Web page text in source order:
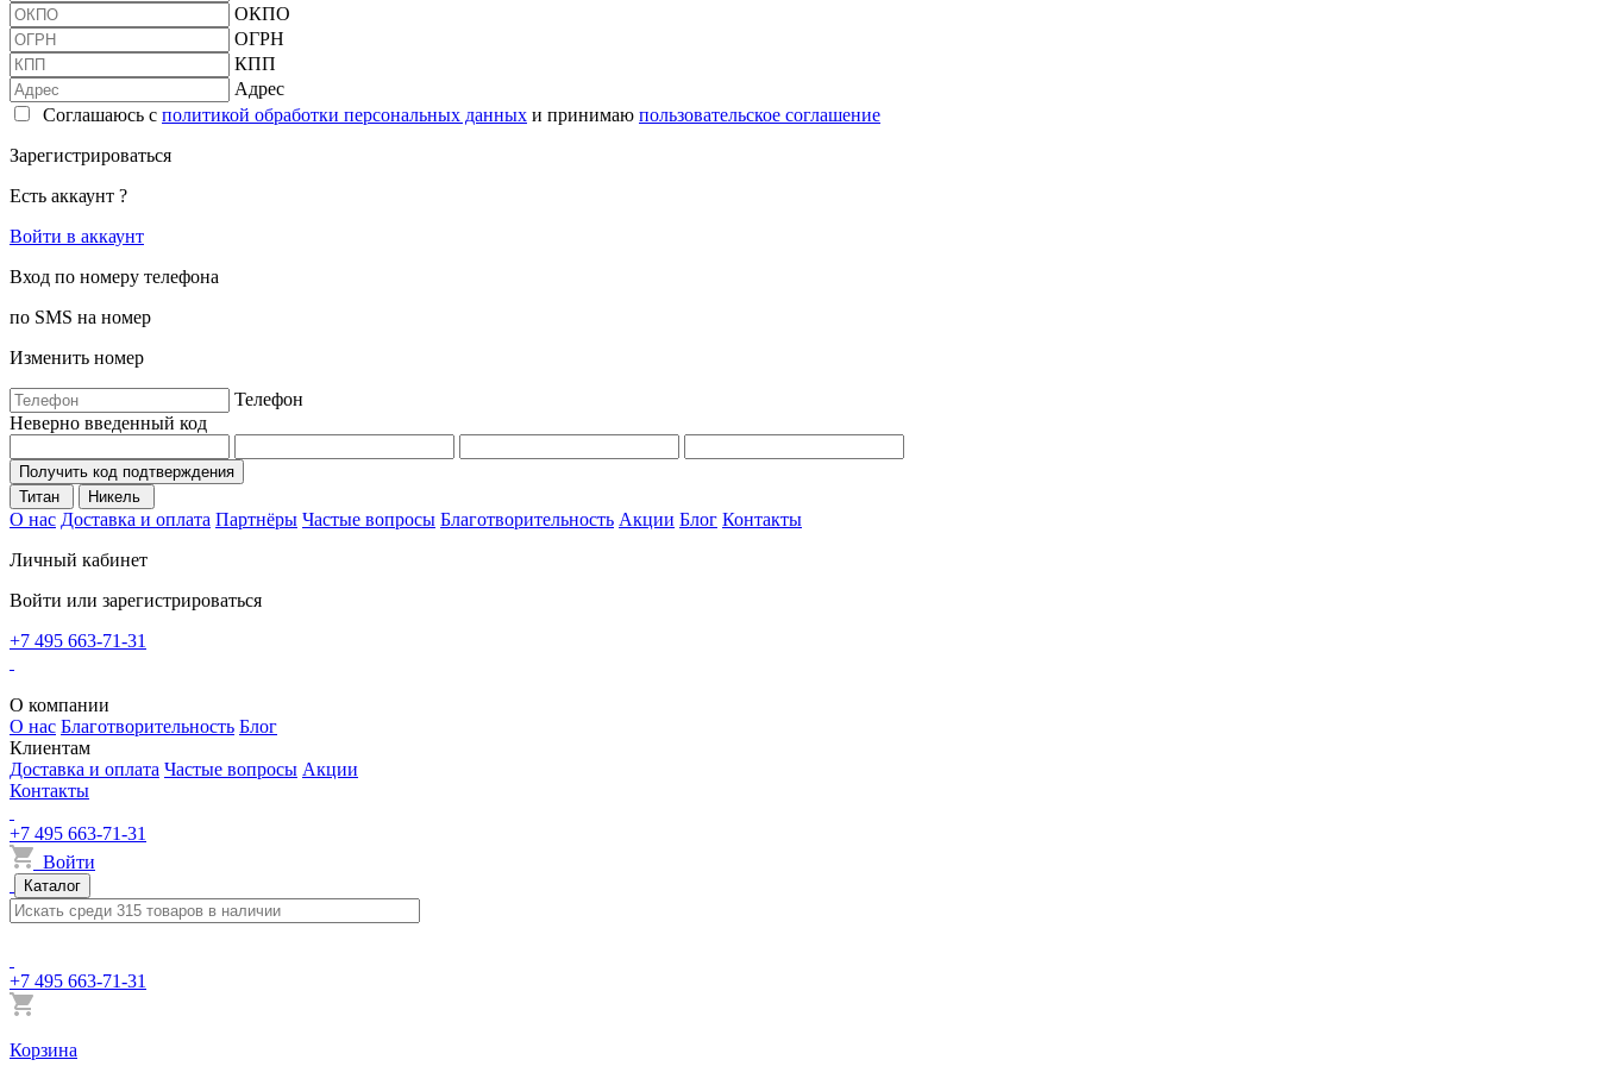
ОКПО
ОГРН
КПП
Адрес
Соглашаюсь с политикой обработки персональных данных и принимаю пользовательское соглашение
Зарегистрироваться
Есть аккаунт ?
Войти в аккаунт
Вход по номеру телефона
по SMS на номер
Изменить номер
Телефон
Неверно введенный код
Получить код подтверждения
Титан
Никель
О нас Доставка и оплата Партнёры Частые вопросы Благотворительность Акции Блог Контакты
Личный кабинет
Войти или зарегистрироваться
+7 495 663-71-31
О компании
О нас Благотворительность Блог
Клиентам
Доставка и оплата Частые вопросы Акции
Контакты
+7 495 663-71-31
Войти
Каталог
+7 495 663-71-31
Корзина